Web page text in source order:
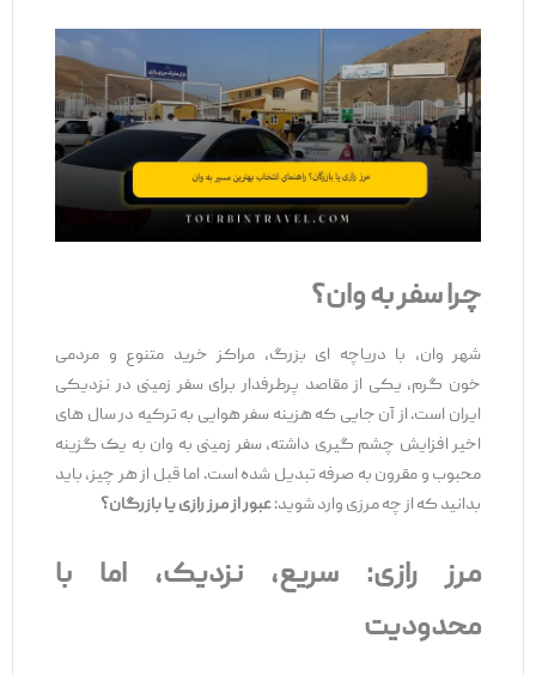
چرا سفر به وان؟
شهر وان، با دریاچه‌ ای بزرگ، مراکز خرید متنوع و مردمی
خون‌ گرم، یکی از مقاصد پرطرفدار برای سفر زمینی در نزدیکی
ایران است. از آن‌ جایی که هزینه سفر هوایی به ترکیه در سال ‌های
اخیر افزایش چشم‌ گیری داشته، سفر زمینی به وان به یک گزینه
محبوب و مقرون ‌به ‌صرفه تبدیل شده است. اما قبل از هر چیز، باید
بدانید که از چه مرزی وارد شوید:عبور از مرز رازی یا بازرگان؟
مرز رازی: سریع، نزدیک، اما با
محدودیت